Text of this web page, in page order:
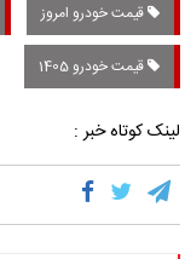
قیمت خودرو امروز
قیمت خودرو 1405
لینک کوتاه خبر :